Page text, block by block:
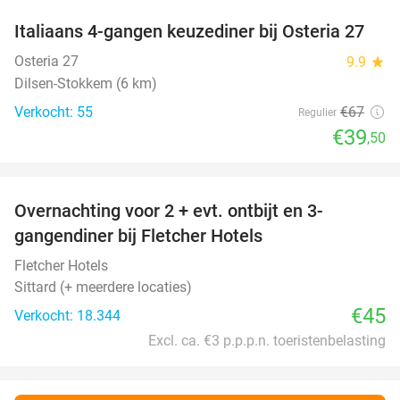
41%
Italiaans 4-gangen keuzediner bij Osteria 27
Osteria 27 9.9 star
Dilsen-Stokkem (6 km)
Verkocht: 55
Regulier €67
€39,50
Overnachting voor 2 + evt. ontbijt en 3-
gangendiner bij Fletcher Hotels
Fletcher Hotels
Sittard (+ meerdere locaties)
Verkocht: 18.344
€45
Excl. ca. €3 p.p.p.n. toeristenbelasting